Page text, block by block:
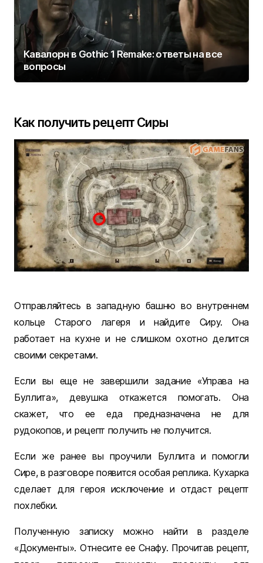
Кавалорн в Gothic 1 Remake: ответы на все
вопросы
Как получить рецепт Сиры
Отправляйтесь в западную башню во внутреннем
кольце Старого лагеря и найдите Сиру. Она
работает на кухне и не слишком охотно делится
своими секретами.
Если вы еще не завершили задание «Управа на
Буллита», девушка откажется помогать. Она
скажет, что ее еда предназначена не для
рудокопов, и рецепт получить не получится.
Если же ранее вы проучили Буллита и помогли
Сире, в разговоре появится особая реплика. Кухарка
сделает для героя исключение и отдаст рецепт
похлебки.
Полученную записку можно найти в разделе
«Документы». Отнесите ее Снафу. Прочитав рецепт,